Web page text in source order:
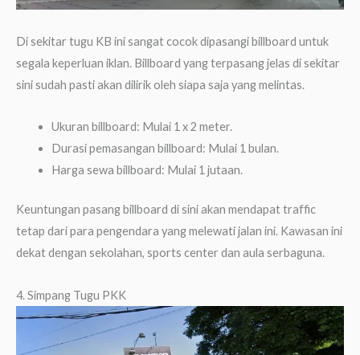
Di sekitar tugu KB ini sangat cocok dipasangi billboard untuk
segala keperluan iklan. Billboard yang terpasang jelas di sekitar
sini sudah pasti akan dilirik oleh siapa saja yang melintas.
Ukuran billboard: Mulai 1 x 2 meter.
Durasi pemasangan billboard: Mulai 1 bulan.
Harga sewa billboard: Mulai 1 jutaan.
Keuntungan pasang billboard di sini akan mendapat traffic
tetap dari para pengendara yang melewati jalan ini. Kawasan ini
dekat dengan sekolahan, sports center dan aula serbaguna.
4. Simpang Tugu PKK